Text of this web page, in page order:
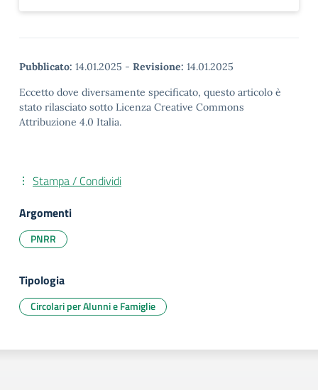
Pubblicato: 14.01.2025 - Revisione: 14.01.2025
Eccetto dove diversamente specificato, questo articolo è
stato rilasciato sotto Licenza Creative Commons
Attribuzione 4.0 Italia.
Stampa / Condividi
Argomenti
PNRR
Tipologia
Circolari per Alunni e Famiglie